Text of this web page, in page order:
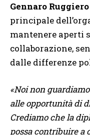
Gennaro Ruggiero
principale
mantenere aperti
collaborazione,
dalle differenze
«Noi non
alle opportunità di
Crediamo che la
possa contribuire a